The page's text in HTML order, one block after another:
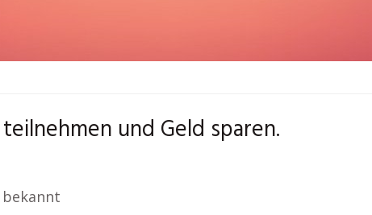
und Geld sparen.